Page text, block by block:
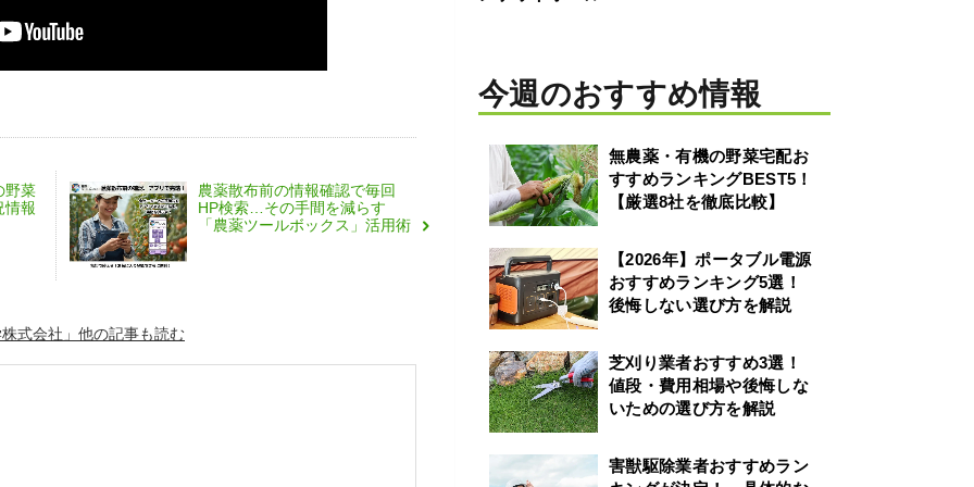
野菜
情報
農薬散布前の情報確認で毎回
HP検索…その手間を減らす
「農薬ツールボックス」活用術
式会社」
今週のおすすめ情報
無農薬・有機の野菜宅配お
すすめランキングBEST5！
【厳選8社を徹底比較】
【2026年】ポータブル電源
おすすめランキング5選！
後悔しない選び方を解説
芝刈り業者おすすめ3選！
値段・費用相場や後悔しな
いための選び方を解説
害獣駆除業者おすすめラン